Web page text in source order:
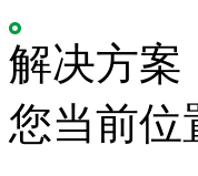
解决方案
您当前位